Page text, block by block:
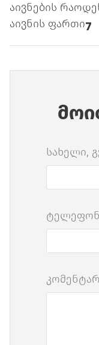
აივნების
აივნის ფართი7
სახელი,